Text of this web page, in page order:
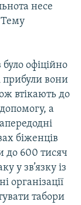
несе
Тему
офіційно
прибули вони
втікають до
а
біженців
до 600 тисяч
у зв’язку із
організації
табори